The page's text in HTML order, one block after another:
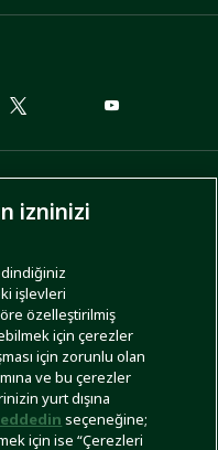
izninizi
işlevleri
özelleştirilmiş
için çerezler
için zorunlu olan
ve bu çerezler
yurt dışına
seçeneğine;
için ise “Çerezleri